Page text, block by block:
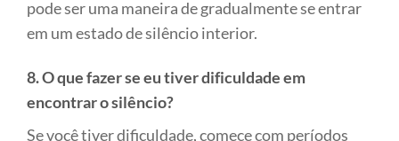
pode ser uma maneira de gradualmente se entrar
em um estado de silêncio interior.
8. O que fazer se eu tiver dificuldade em
encontrar o silêncio?
Se você tiver dificuldade, comece com períodos